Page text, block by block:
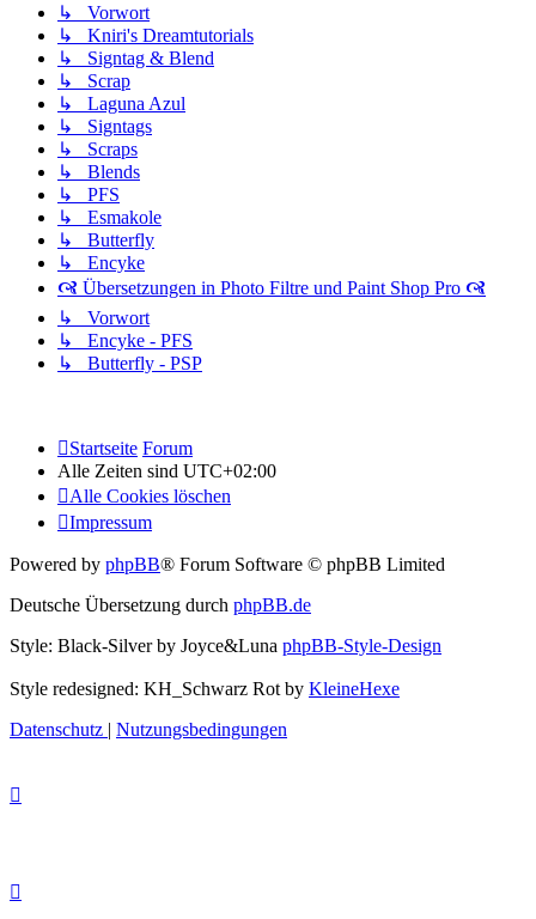
↳ Vorwort
↳ Kniri's Dreamtutorials
↳ Signtag & Blend
↳ Scrap
↳ Laguna Azul
↳ Signtags
↳ Scraps
↳ Blends
↳ PFS
↳ Esmakole
↳ Butterfly
↳ Encyke
🙧 Übersetzungen in Photo Filtre und Paint Shop Pro 🙧
↳ Vorwort
↳ Encyke - PFS
↳ Butterfly - PSP
Startseite Forum
Alle Zeiten sind UTC+02:00
Alle Cookies löschen
Impressum
Powered by phpBB® Forum Software © phpBB Limited
Deutsche Übersetzung durch phpBB.de
Style: Black-Silver by Joyce&Luna phpBB-Style-Design
Style redesigned: KH_Schwarz Rot by KleineHexe
Datenschutz | Nutzungsbedingungen